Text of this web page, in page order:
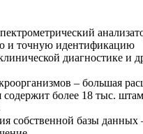
и точную идентификацию
диагностике и
– большая
содержит более 18 тыс.
собственной базы данных